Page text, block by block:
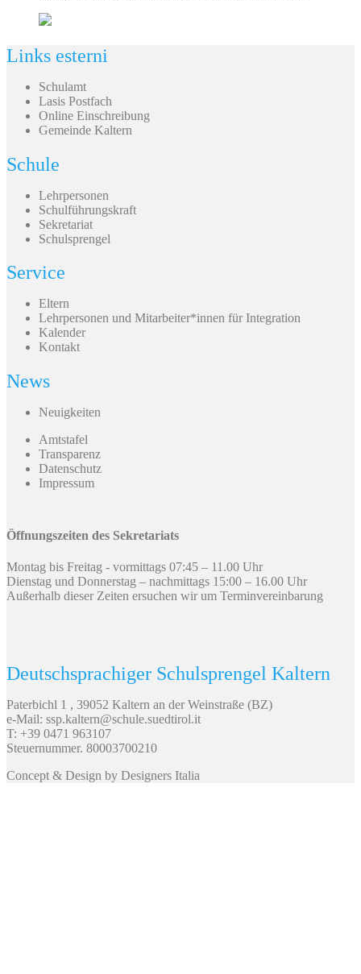
Links esterni
Schulamt
Lasis Postfach
Online Einschreibung
Gemeinde Kaltern
Schule
Lehrpersonen
Schulführungskraft
Sekretariat
Schulsprengel
Service
Eltern
Lehrpersonen und Mitarbeiter*innen für Integration
Kalender
Kontakt
News
Neuigkeiten
Amtstafel
Transparenz
Datenschutz
Impressum
Öffnungszeiten des Sekretariats
Montag bis Freitag - vormittags 07:45 – 11.00 Uhr
Dienstag und Donnerstag – nachmittags 15:00 – 16.00 Uhr
Außerhalb dieser Zeiten ersuchen wir um Terminvereinbarung
Deutschsprachiger Schulsprengel Kaltern
Paterbichl 1 , 39052 Kaltern an der Weinstraße (BZ)
e-Mail: ssp.kaltern@schule.suedtirol.it
T: +39 0471 963107
Steuernummer. 80003700210
Concept & Design by Designers Italia